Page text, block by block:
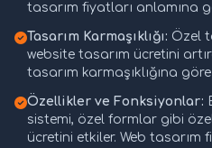
tasarım fiyatları anlamına
Tasarım Karmaşıklığı: Özel
website tasarım ücretini
tasarım karmaşıklığına
Özellikler ve Fonksiyonlar:
sistemi, özel formlar gibi
ücretini etkiler. Web tasarım